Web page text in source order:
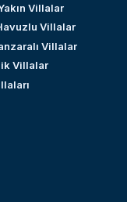
Villalar
Villalar
Villalar
Villalar